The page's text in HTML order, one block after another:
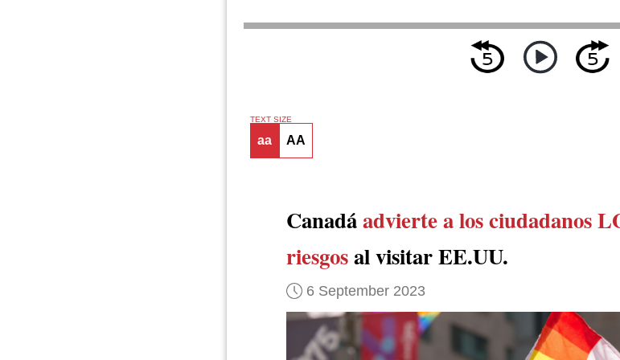
TEXT SIZE
aa AA
Canadáadvierte a los ciudadanos
riesgosal visitar EE.UU.
6 September 2023